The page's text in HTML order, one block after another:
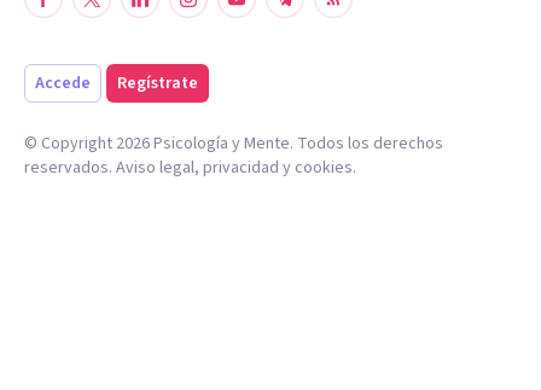
Accede Regístrate
© Copyright 2026Psicología y Mente. Todos los derechos
reservados. Aviso legal, privacidad y cookies.